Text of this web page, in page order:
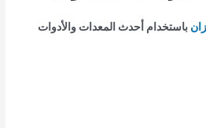
باستخدام أحدث المعدات والأدوات